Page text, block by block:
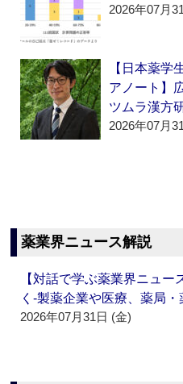
2026年07月
【日本薬学
アノート】
ツムラ漢方
2026年07月
薬業界ニュース解説
【対話で学ぶ薬業界ニュ
く‐製薬企業や医療、薬局
2026年07月31日 (金)